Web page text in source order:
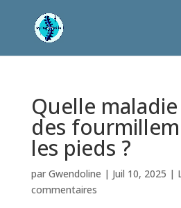
Quelle
des
les pieds ?
par Gwendoline | Juil 10, 2025 |
commentaires